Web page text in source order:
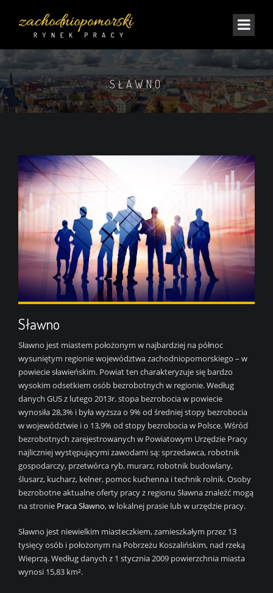
SŁAWNO
Sławno
Sławno jest miastem położonym w najbardziej na północ
wysuniętym regionie województwa zachodniopomorskiego – w
powiecie sławieńskim. Powiat ten charakteryzuje się bardzo
wysokim odsetkiem osób bezrobotnych w regionie. Według
danych GUS z lutego 2013r. stopa bezrobocia w powiecie
wynosiła 28,3% i była wyższa o 9% od średniej stopy bezrobocia
w województwie i o 13,9% od stopy bezrobocia w Polsce. Wśród
bezrobotnych zarejestrowanych w Powiatowym Urzędzie Pracy
najliczniej występującymi zawodami są: sprzedawca, robotnik
gospodarczy, przetwórca ryb, murarz, robotnik budowlany,
ślusarz, kucharz, kelner, pomoc kuchenna i technik rolnik. Osoby
bezrobotne aktualne oferty pracy z regionu Sławna znaleźć mogą
na stronie Praca Sławno, w lokalnej prasie lub w urzędzie pracy.
Sławno jest niewielkim miasteczkiem, zamieszkałym przez 13
tysięcy osób i położonym na Pobrzeżu Koszalińskim, nad rzeką
Wieprzą. Według danych z 1 stycznia 2009 powierzchnia miasta
wynosi 15,83 km².